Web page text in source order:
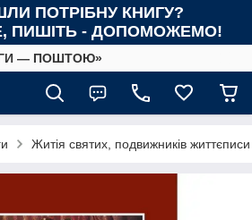
ПОТРІБНУ КНИГУ?
ПИШІТЬ - ДОПОМОЖЕМО!
— ПОШТОЮ»
Житія святих, подвижників життєписи